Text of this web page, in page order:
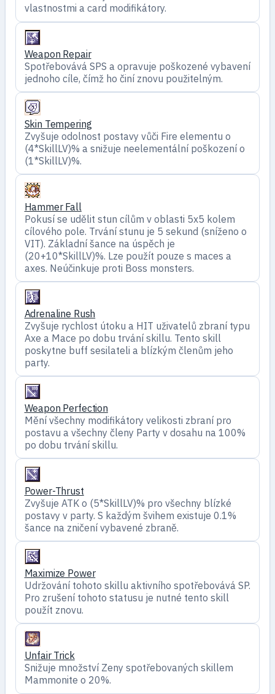
vlastnostmi a card modifikátory.
Weapon Repair
Spotřebovává SPS a opravuje poškozené vybavení
jednoho cíle, čímž ho činí znovu použitelným.
Skin Tempering
Zvyšuje odolnost postavy vůči Fire elementu o
(4*SkillLV)% a snižuje neelementální poškození o
(1*SkillLV)%.
Hammer Fall
Pokusí se udělit stun cílům v oblasti 5x5 kolem
cílového pole. Trvání stunu je 5 sekund (sníženo o
VIT). Základní šance na úspěch je
(20+10*SkillLV)%. Lze použít pouze s maces a
axes. Neúčinkuje proti Boss monsters.
Adrenaline Rush
Zvyšuje rychlost útoku a HIT uživatelů zbraní typu
Axe a Mace po dobu trvání skillu. Tento skill
poskytne buff sesilateli a blízkým členům jeho
party.
Weapon Perfection
Mění všechny modifikátory velikosti zbraní pro
postavu a všechny členy Party v dosahu na 100%
po dobu trvání skillu.
Power-Thrust
Zvyšuje ATK o (5*SkillLV)% pro všechny blízké
postavy v party. S každým švihem existuje 0.1%
šance na zničení vybavené zbraně.
Maximize Power
Udržování tohoto skillu aktivního spotřebovává SP.
Pro zrušení tohoto statusu je nutné tento skill
použít znovu.
Unfair Trick
Snižuje množství Zeny spotřebovaných skillem
Mammonite o 20%.